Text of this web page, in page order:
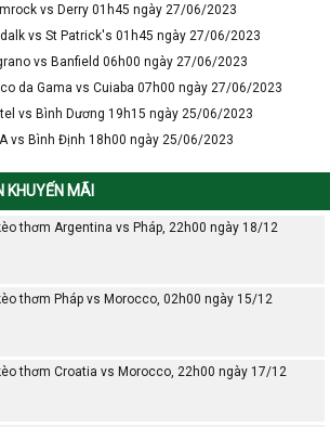
vs Derry 01h45 ngày 27/06/2023
vs St Patrick's 01h45 ngày 27/06/2023
vs Banfield 06h00 ngày 27/06/2023
da Gama vs Cuiaba 07h00 ngày 27/06/2023
vs Bình Dương 19h15 ngày 25/06/2023
vs Bình Định 18h00 ngày 25/06/2023
KHUYẾN MÃI
thơm Argentina vs Pháp, 22h00 ngày 18/12
thơm Pháp vs Morocco, 02h00 ngày 15/12
thơm Croatia vs Morocco, 22h00 ngày 17/12